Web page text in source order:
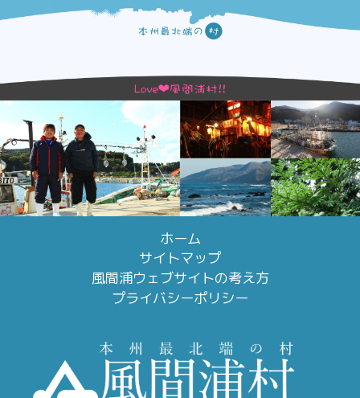
ホーム
サイトマップ
風間浦ウェブサイトの考え方
プライバシーポリシー